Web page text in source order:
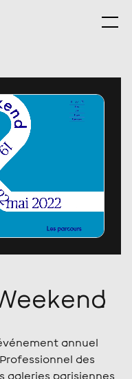
annuel
des
galeries parisiennes